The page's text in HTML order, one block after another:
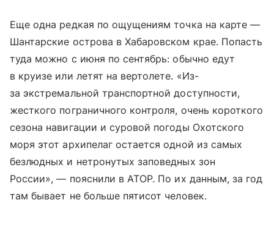
Еще одна редкая по ощущениям точка на карте —
Шантарские острова в Хабаровском крае. Попасть
туда можно с июня по сентябрь: обычно едут
в круизе или летят на вертолете. «Из-
за экстремальной транспортной доступности,
жесткого пограничного контроля, очень короткого
сезона навигации и суровой погоды Охотского
моря этот архипелаг остается одной из самых
безлюдных и нетронутых заповедных зон
России», — пояснили в АТОР. По их данным, за год
там бывает не больше пятисот человек.